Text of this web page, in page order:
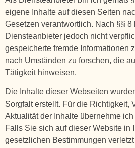
eigene Inhalte auf diesen Seiten
Gesetzen verantwortlich. Nach §§
Diensteanbieter jedoch nicht
gespeicherte fremde Informationen
nach Umständen zu forschen, die
Tätigkeit hinweisen.
Die Inhalte dieser Webseiten
Sorgfalt erstellt. Für die Richtigkeit,
Aktualität der Inhalte übernehme
Falls Sie sich auf dieser Website in
gesetzlichen Bestimmungen